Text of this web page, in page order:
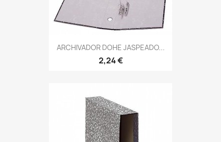
ARCHIVADOR DOHE JASPEADO...
2,24 €